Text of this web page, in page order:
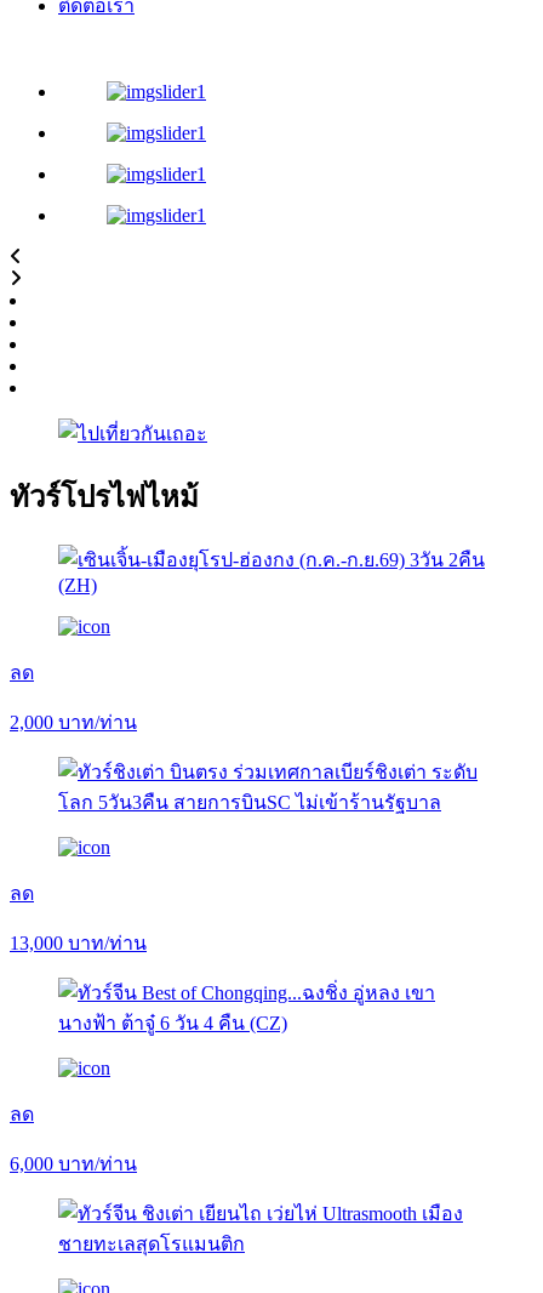
ติดต่อเรา
ทัวร์โปรไฟไหม้
ลด
2,000 บาท/ท่าน
ลด
13,000 บาท/ท่าน
ลด
6,000 บาท/ท่าน